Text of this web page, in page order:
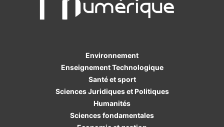
Environnement
Enseignement Technologique
Santé et sport
Sciences Juridiques et Politiques
Humanités
Sciences fondamentales